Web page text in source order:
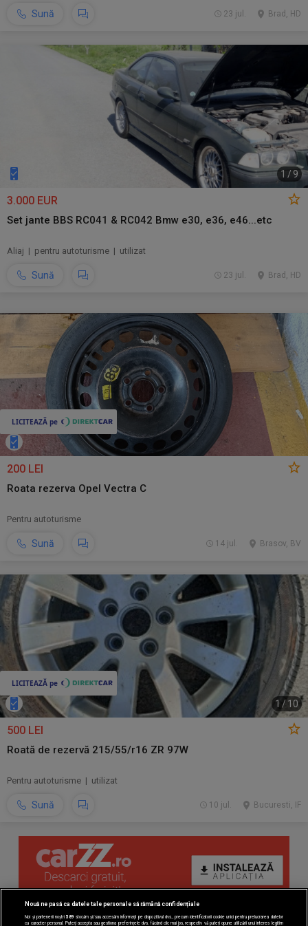
Sună Brad, HD
23 jul.
1 / 9
3.000 EUR
Set jante BBS RC041 & RC042 Bmw e30, e36, e46...etc
Aliaj | pentru autoturisme | utilizat
Sună Brad, HD
23 jul.
200 LEI
Roata rezerva Opel Vectra C
Pentru autoturisme
Sună Brasov, BV
14 jul.
1 / 10
500 LEI
Roată de rezervă 215/55/r16 ZR 97W
Pentru autoturisme | utilizat
Sună Bucuresti, IF
10 jul.
Nouă ne pasă ca datele tale personale să rămână confidențiale
Noi și partenerii noștri 589 stocăm și/sau accesăm informații pe dispozitivul dvs., precum identificatorii cookie unici pentru prelucrarea datelor
cu caracter personal. Puteți accepta sau gestiona preferințele dvs. făcând clic mai jos, respectiv vă puteți opune utilizării unui interes legitim